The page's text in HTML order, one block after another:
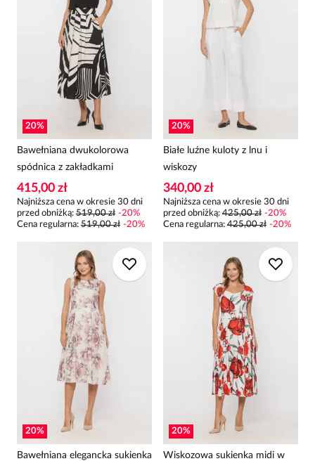
20%
Bawełniana dwukolorowa
spódnica z zakładkami
415,00 zł
Najniższa cena w okresie 30 dni
przed obniżką: 519,00 zł -20%
Cena regularna: 519,00 zł -20%
20%
Białe luźne kuloty z lnu i
wiskozy
340,00 zł
Najniższa cena w okresie 30 dni
przed obniżką: 425,00 zł -20%
Cena regularna: 425,00 zł -20%
20%
Bawełniana elegancka sukienka
20%
Wiskozowa sukienka midi w